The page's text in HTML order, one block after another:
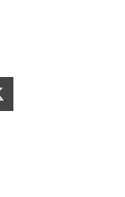
Compartir
en
X
(Twitter)